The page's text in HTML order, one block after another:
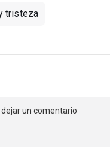
tristeza
un comentario